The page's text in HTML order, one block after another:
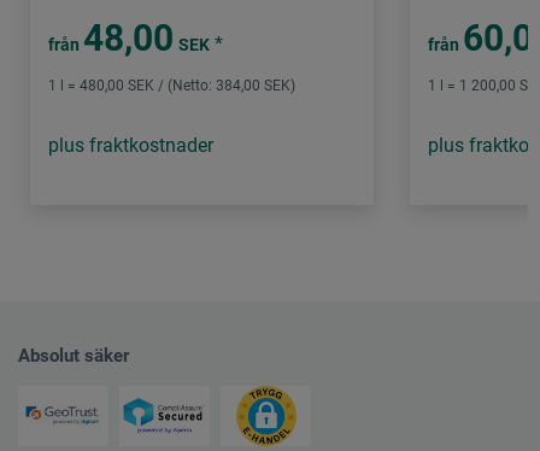
från 48,00 SEK *
1 l = 480,00 SEK / (Netto: 384,00 SEK)
plus fraktkostnader
från
1 l = 1 200,00
plus
Absolut säker